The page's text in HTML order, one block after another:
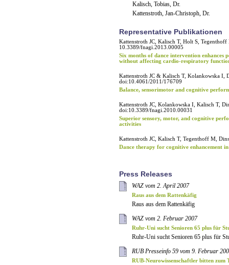
Kalisch, Tobias, Dr.
Kattenstroth, Jan-Christoph, Dr.
Representative Publikationen
Kattenstroth JC, Kalisch T, Holt S,
10.3389/fnagi.2013.00005
Six months of dance intervention enhances
without affecting cardio-respiratory
Kattenstroth JC & Kalisch T, Kolankowska I,
doi:10.4061/2011/176709
Balance, sensorimotor and cognitive
Kattenstroth JC, Kolankowska I, Kalisch T,
doi:10.3389/fnagi.2010.00031
Superior sensory, motor, and cognitive
activities
Kattenstroth JC, Kalisch T, Tegenthoff M,
Dance therapy for cognitive enhancement
Press Releases
WAZ vom 2. April 2007
Raus aus dem Rattenkäfig
Raus aus dem Rattenkäfig
WAZ vom 2. Februar 2007
Ruhr-Uni sucht Senioren 65 plus für
Ruhr-Uni sucht Senioren 65 plus für
RUB Presseinfo 59 vom 9. Februar
RUB-Neurowissenschaftler bitten zum